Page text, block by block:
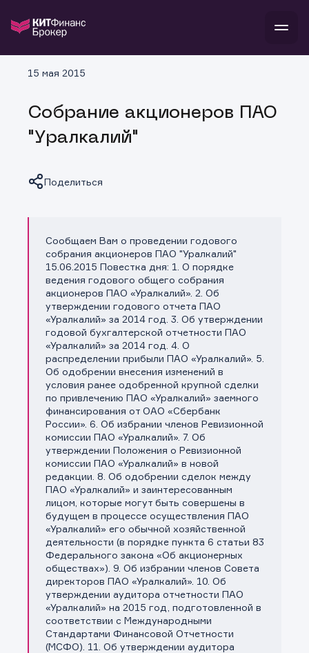
Войти
инвестиции
банкам и компаниям
тарифы
15 мая 2015
Поделиться
Копировать ссылку
Собрание акционеров ПАО
"Уралкалий"
Сообщаем Вам о проведении годового
собрания акционеров ПАО "Уралкалий"
15.06.2015 Повестка дня: 1. О порядке
ведения годового общего собрания
акционеров ПАО «Уралкалий». 2. Об
утверждении годового отчета ПАО
«Уралкалий» за 2014 год. 3. Об утверждении
годовой бухгалтерской отчетности ПАО
«Уралкалий» за 2014 год. 4. О
распределении прибыли ПАО «Уралкалий». 5.
Об одобрении внесения изменений в
условия ранее одобренной крупной сделки
по привлечению ПАО «Уралкалий» заемного
финансирования от ОАО «Сбербанк
России». 6. Об избрании членов Ревизионной
комиссии ПАО «Уралкалий». 7. Об
утверждении Положения о Ревизионной
комиссии ПАО «Уралкалий» в новой
редакции. 8. Об одобрении сделок между
ПАО «Уралкалий» и заинтересованным
лицом, которые могут быть совершены в
будущем в процессе осуществления ПАО
«Уралкалий» его обычной хозяйственной
деятельности (в порядке пункта 6 статьи 83
Федерального закона «Об акционерных
обществах»). 9. Об избрании членов Совета
директоров ПАО «Уралкалий». 10. Об
утверждении аудитора отчетности ПАО
«Уралкалий» на 2015 год, подготовленной в
соответствии с Международными
Стандартами Финансовой Отчетности
(МСФО). 11. Об утверждении аудитора